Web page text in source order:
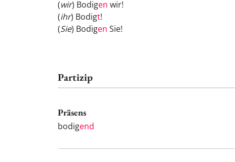
(wir) Bodigen wir!
(ihr) Bodigt!
(Sie) Bodigen Sie!
Partizip
Präsens
bodigend